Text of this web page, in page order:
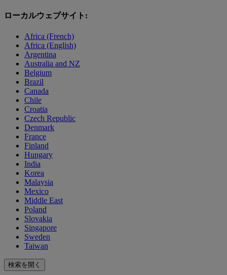
ローカルウェブサイト:
Africa (French)
Africa (English)
Argentina
Australia and NZ
Belgium
Brazil
Canada
Chile
Croatia
Czech Republic
Denmark
France
Finland
Hungary
India
Korea
Malaysia
Mexico
Middle East
Poland
Slovakia
Singapore
Sweden
Taiwan
検索を開く